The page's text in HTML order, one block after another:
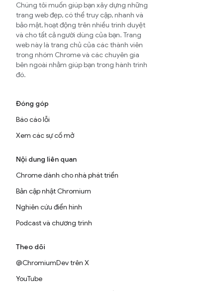
Chúng tôi muốn giúp bạn xây dựng những
trang web đẹp, có thể truy cập, nhanh và
bảo mật, hoạt động trên nhiều trình duyệt
và cho tất cả người dùng của bạn. Trang
web này là trang chủ của các thành viên
trong nhóm Chrome và các chuyên gia
bên ngoài nhằm giúp bạn trong hành trình
đó.
Đóng góp
Báo cáo lỗi
Xem các sự cố mở
Nội dung liên quan
Chrome dành cho nhà phát triển
Bản cập nhật Chromium
Nghiên cứu điển hình
Podcast và chương trình
Theo dõi
@ChromiumDev trên X
YouTube